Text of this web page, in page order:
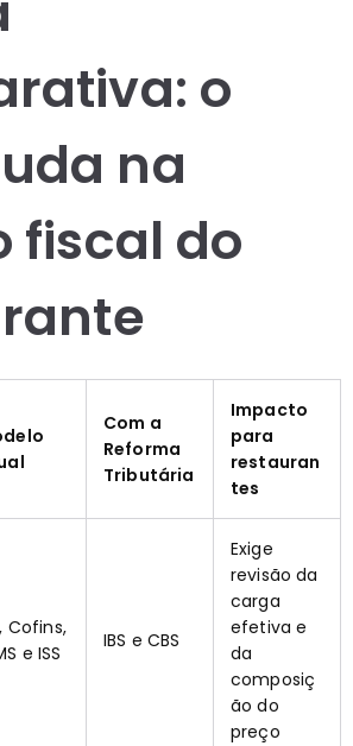
o
na
fiscal do
Com a
Reforma
Tributária
Impacto
para
restauran
tes
Cofins,
e ISS
IBS e CBS
Exige
revisão da
carga
efetiva e
da
composiç
ão do
preço